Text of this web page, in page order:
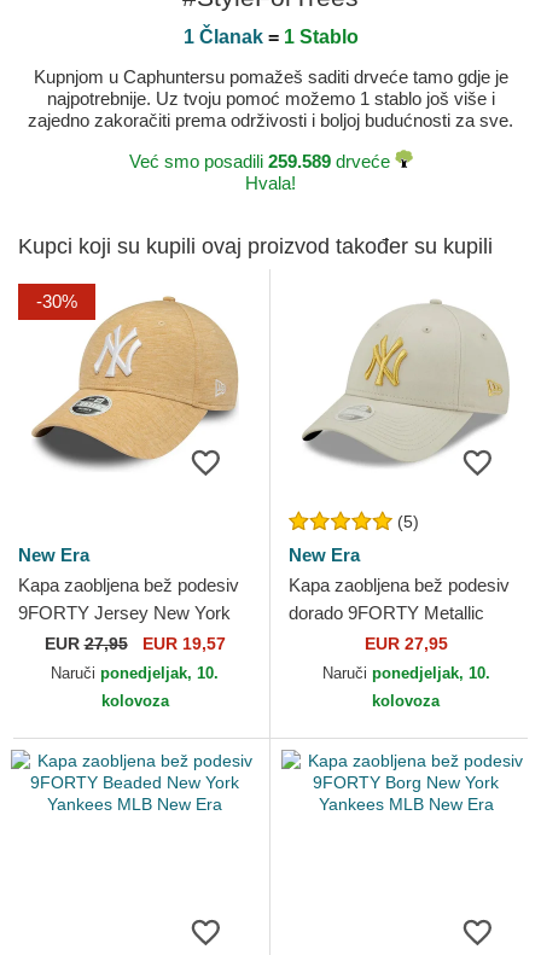
1 Članak= 1 Stablo
Kupnjom u Caphuntersu pomažeš saditi drveće tamo gdje je
najpotrebnije. Uz tvoju pomoć možemo 1 stablo još više i
zajedno zakoračiti prema održivosti i boljoj budućnosti za sve.
Već smo posadili 259.589drveće
Hvala!
Kupci koji su kupili ovaj proizvod također su kupili
-30%
New Era
Kapa zaobljena bež podesiv
9FORTY Jersey New York
Yankees MLB New Era
EUR27,95 EUR 19,57
Naruči ponedjeljak, 10.
kolovoza
(5)
New Era
Kapa zaobljena bež podesiv
dorado 9FORTY Metallic
New York Yankees MLB New
EUR 27,95
Naruči ponedjeljak, 10.
kolovoza